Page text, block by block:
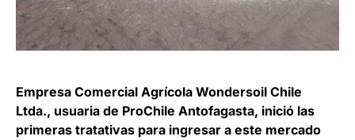
Empresa Comercial Agrícola Wondersoil Chile
Ltda., usuaria de ProChile Antofagasta, inició las
primeras tratativas para ingresar a este mercado